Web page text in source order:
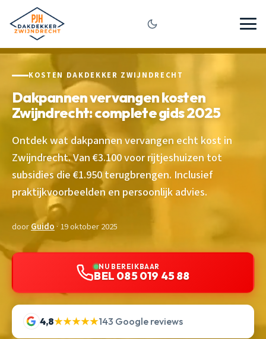
KOSTEN DAKDEKKER ZWIJNDRECHT
Dakpannen vervangen kosten
Zwijndrecht: complete gids 2025
Ontdek wat dakpannen vervangen echt kost in
Zwijndrecht. Van €3.100 voor rijtjeshuizen tot
subsidies die €1.950 terugbrengen. Inclusief
praktijkvoorbeelden en persoonlijk advies.
doorGuido· 19 oktober 2025
NU BEREIKBAAR
BEL 085 019 45 88
4,8★★★★★143 Google reviews